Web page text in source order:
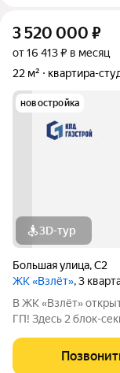
3 520 000 ₽
от 16 413 ₽ в месяц
22 м²
квартира-
новостройка
3D-тур
Большая улица,С2
ЖК «Взлёт», 3
В ЖК «Взлёт»
ГП! Здесь 2 блок-
холлов,
традиционно,